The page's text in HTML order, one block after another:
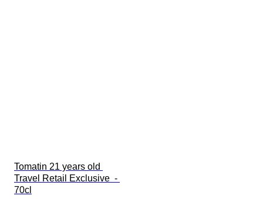
Tomatin 21 years old
Travel Retail Exclusive  -
70cl